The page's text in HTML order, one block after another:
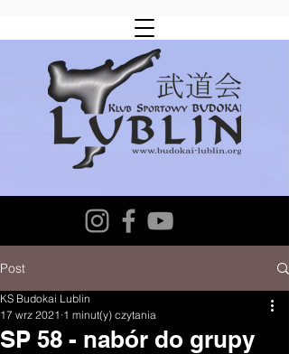
Post
SP 58 - nabór do grupy
KS Budokai Lublin
17 wrz 2021 1 minut(y) czytania